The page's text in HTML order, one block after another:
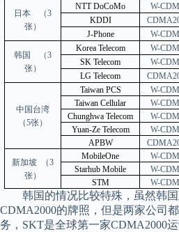
日本 （3
张）
NTT DoCoMo
W-
KDDI
J-Phone
W-
韩国
（3
张）
Korea Telecom
W-
SK Telecom
W-
LG Telecom
中国台湾
（5张）
Taiwan PCS W-
Taiwan Cellular
W-
Chunghwa Telecom
W-
Yuan-Ze Telecom
W-
APBW
新加坡 （3
张）
MobileOne
W-
Starhub Mobile
W-
STM
W-
韩国的情况比较特殊，虽然韩国
CDMA2000的牌照，但是两家公司
务，SKT是全球第一家CDMA2000